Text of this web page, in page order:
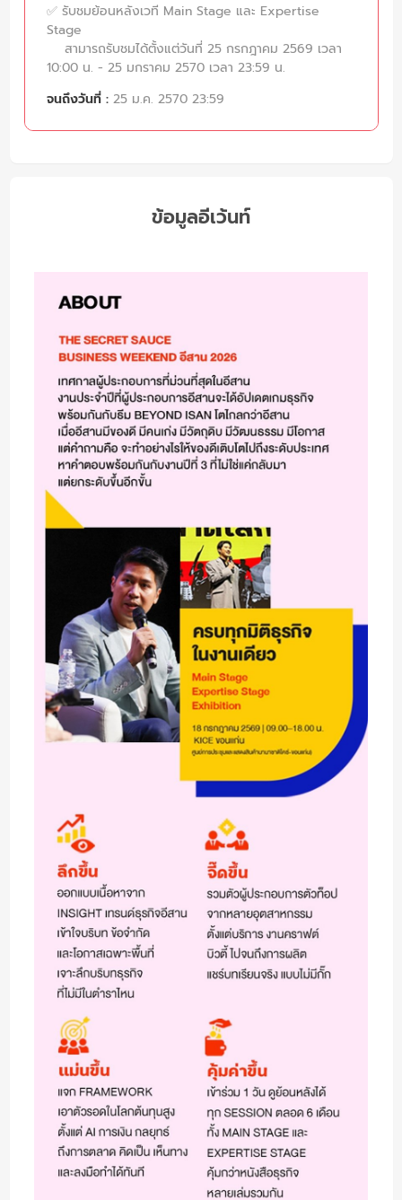
✅ รับชมย้อนหลังเวที Main Stage และ Expertise
Stage
สามารถรับชมได้ตั้งแต่วันที่ 25 กรกฎาคม 2569 เวลา
10:00 น. - 25 มกราคม 2570 เวลา 23:59 น.
จนถึงวันที่ : 25 ม.ค. 2570 23:59
ข้อมูลอีเว้นท์